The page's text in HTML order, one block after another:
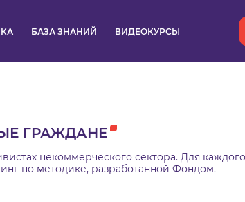
БАЗА ЗНАНИЙ ВИДЕОКУРСЫ
ГРАЖДАНЕ
некоммерческого сектора. Для
по методике, разработанной Фондом.